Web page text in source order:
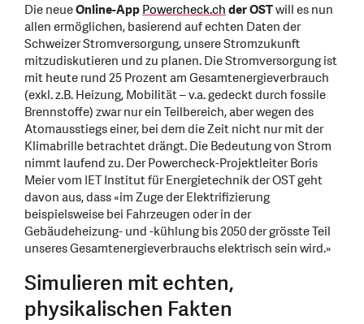
Die neueOnline-AppPowercheck.chder OSTwill es nun
allen ermöglichen, basierend auf echten Daten der
Schweizer Stromversorgung, unsere Stromzukunft
mitzudiskutieren und zu planen. Die Stromversorgung ist
mit heute rund 25 Prozent am Gesamtenergieverbrauch
(exkl. z.B. Heizung, Mobilität – v.a. gedeckt durch fossile
Brennstoffe) zwar nur ein Teilbereich, aber wegen des
Atomausstiegs einer, bei dem die Zeit nicht nur mit der
Klimabrille betrachtet drängt. Die Bedeutung von Strom
nimmt laufend zu. Der Powercheck-Projektleiter Boris
Meier vom IET Institut für Energietechnik der OST geht
davon aus, dass «im Zuge der Elektrifizierung
beispielsweise bei Fahrzeugen oder in der
Gebäudeheizung- und -kühlung bis 2050 der grösste Teil
unseres Gesamtenergieverbrauchs elektrisch sein wird.»
Simulieren mit echten,
physikalischen Fakten